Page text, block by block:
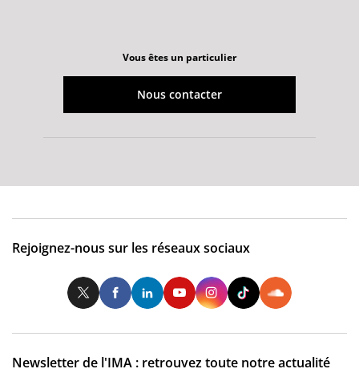
Vous êtes un particulier
Nous contacter
Rejoignez-nous sur les réseaux sociaux
TwitterFacebookLinkedInYoutubeInstagram
Newsletter de l'IMA : retrouvez toute notre actualité